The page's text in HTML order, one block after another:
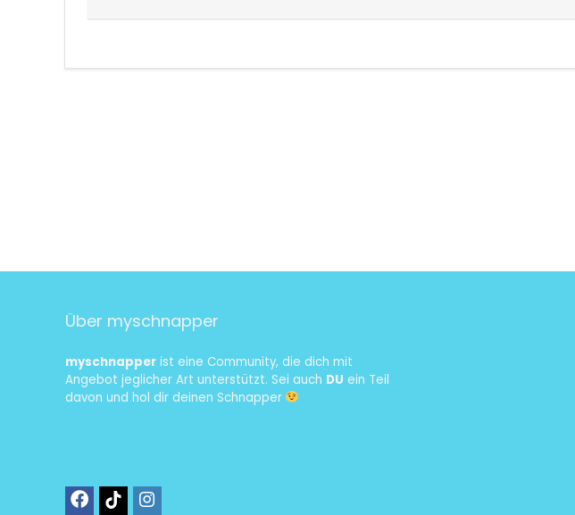
Über myschnapper
myschnapperist eine Community, die dich mit
Angebot jeglicher Art unterstützt. Sei auch DU ein Teil
davon und hol dir deinen Schnapper